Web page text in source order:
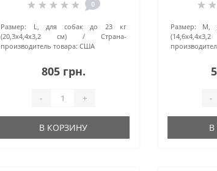
0
Размер:
L, для собак до 23 кг
(20,3x4,4x3,2 см)
Страна-
производитель товара: США
805 грн.
- +
В КОРЗИНУ
Размер:
M,
-